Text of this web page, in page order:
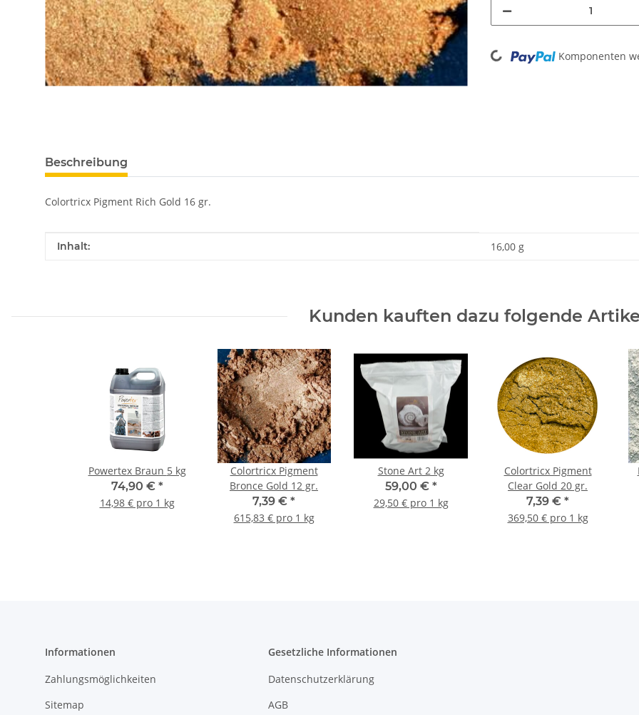
Loading... Komponenten
Beschreibung
Colortricx Pigment Rich Gold 16 gr.
Produkteigenschaft
Wert
Inhalt: 16,00 g
Kunden kauften dazu folgende
Powertex Braun 5 kg
74,90 € *
14,98 € pro 1 kg
Colortricx Pigment
Bronce Gold 12 gr.
7,39 € *
615,83 € pro 1 kg
Stone Art 2 kg
59,00 € *
29,50 € pro 1 kg
Colortricx Pigment
Clear Gold 20 gr.
7,39 € *
369,50 € pro 1 kg
Informationen
Zahlungsmöglichkeiten
Sitemap
Gesetzliche Informationen
Datenschutzerklärung
AGB